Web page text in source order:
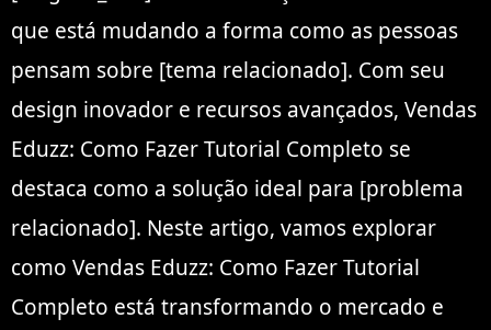
que está mudando a forma como as pessoas
pensam sobre [tema relacionado]. Com seu
design inovador e recursos avançados, Vendas
Eduzz: Como Fazer Tutorial Completo se
destaca como a solução ideal para [problema
relacionado]. Neste artigo, vamos explorar
como Vendas Eduzz: Como Fazer Tutorial
Completo está transformando o mercado e